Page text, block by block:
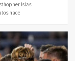
Islas
hace